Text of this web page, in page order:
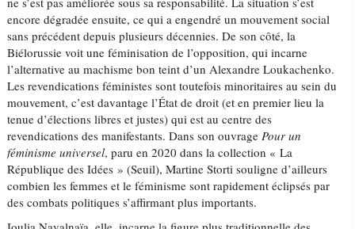
encore dégradée ensuite, ce qui a engendré un mouvement social
sans précédent depuis plusieurs décennies. De son côté, la
Biélorussie voit une féminisation de l’opposition, qui incarne
l’alternative au machisme bon teint d’un Alexandre Loukachenko.
Les revendications féministes sont toutefois minoritaires au sein du
mouvement, c’est davantage l’État de droit (et en premier lieu la
tenue d’élections libres et justes) qui est au centre des
revendications des manifestants. Dans son ouvragePour un
féminisme universel, paru en 2020 dans la collection « La
République des Idées » (Seuil), Martine Storti souligne d’ailleurs
combien les femmes et le féminisme sont rapidement éclipsés par
des combats politiques s’affirmant plus importants.